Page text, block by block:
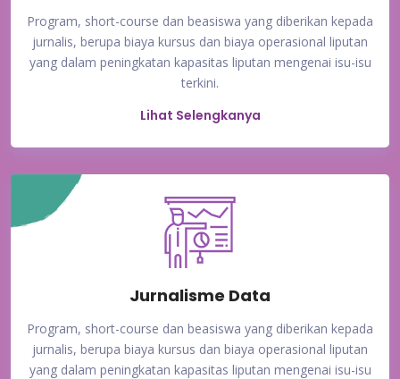
Program, short-course dan beasiswa yang diberikan kepada
jurnalis, berupa biaya kursus dan biaya operasional liputan
yang dalam peningkatan kapasitas liputan mengenai isu-isu
terkini.
Lihat Selengkanya
Jurnalisme Data
Program, short-course dan beasiswa yang diberikan kepada
jurnalis, berupa biaya kursus dan biaya operasional liputan
yang dalam peningkatan kapasitas liputan mengenai isu-isu